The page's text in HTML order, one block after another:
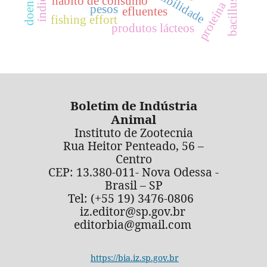
proteína
efluentes
pesos
produtos lácteos
fishing effort
Boletim de Indústria
Animal
Instituto de Zootecnia
Rua Heitor Penteado, 56 –
Centro
CEP: 13.380-011- Nova Odessa -
Brasil – SP
Tel: (+55 19) 3476-0806
iz.editor@sp.gov.br
editorbia@gmail.com
https://bia.iz.sp.gov.br